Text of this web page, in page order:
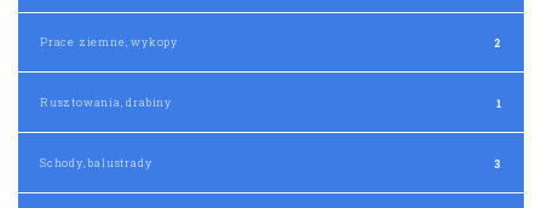
Prace ziemne, wykopy 2
Rusztowania, drabiny 1
Schody, balustrady 3